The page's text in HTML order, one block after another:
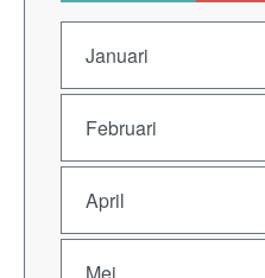
Januari
Februari
April
Mei